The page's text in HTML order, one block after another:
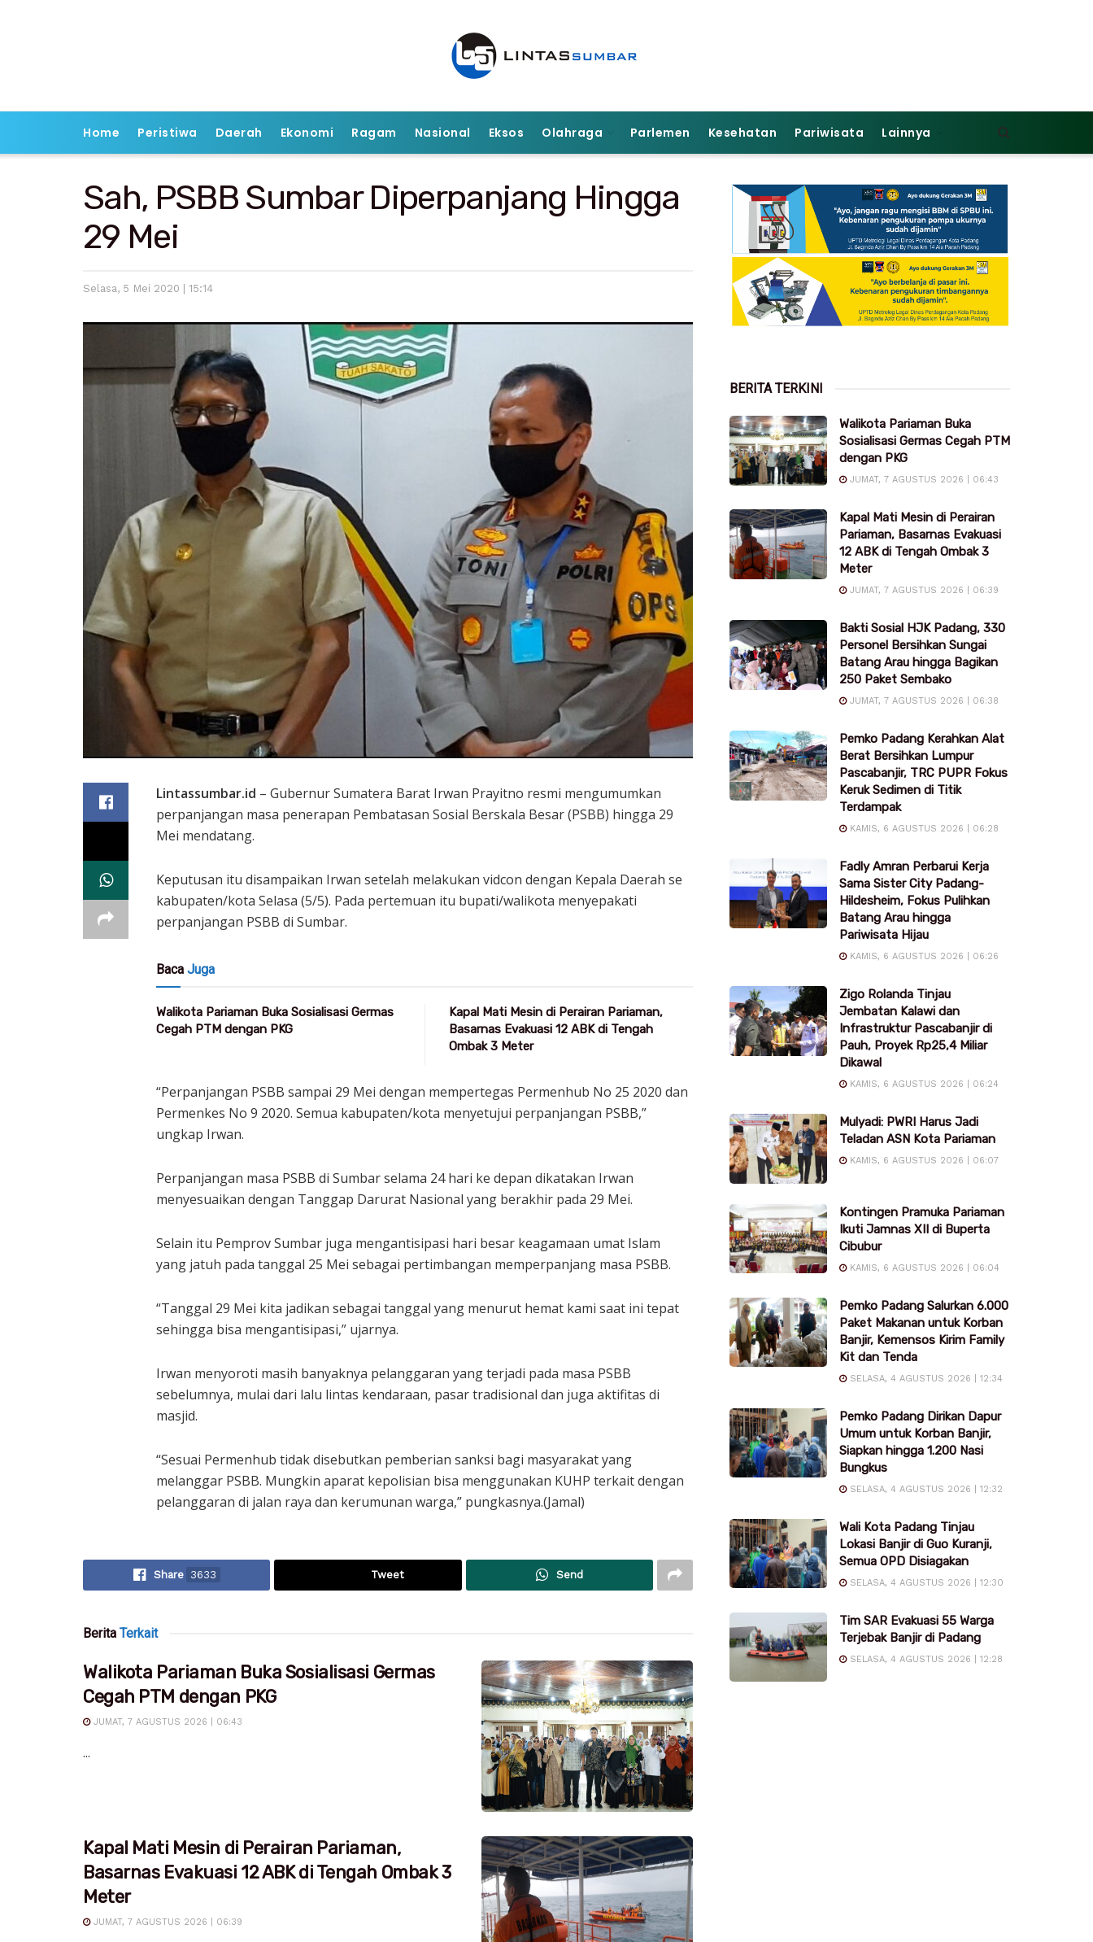
Home Peristiwa Daerah Ekonomi Ragam Nasional Eksos Olahraga Parlemen Kesehatan Pariwisata Lainnya
Sah, PSBB Sumbar Diperpanjang Hingga
29 Mei
Selasa, 5 Mei 2020 | 15:14
Lintassumbar.id – Gubernur Sumatera Barat Irwan Prayitno resmi mengumumkan
perpanjangan masa penerapan Pembatasan Sosial Berskala Besar (PSBB) hingga 29
Mei mendatang.
Keputusan itu disampaikan Irwan setelah melakukan vidcon dengan Kepala Daerah se
kabupaten/kota Selasa (5/5). Pada pertemuan itu bupati/walikota menyepakati
perpanjangan PSBB di Sumbar.
Baca Juga
Walikota Pariaman Buka Sosialisasi Germas
Cegah PTM dengan PKG
Kapal Mati Mesin di Perairan Pariaman,
Basarnas Evakuasi 12 ABK di Tengah
Ombak 3 Meter
“Perpanjangan PSBB sampai 29 Mei dengan mempertegas Permenhub No 25 2020 dan
Permenkes No 9 2020. Semua kabupaten/kota menyetujui perpanjangan PSBB,”
ungkap Irwan.
Perpanjangan masa PSBB di Sumbar selama 24 hari ke depan dikatakan Irwan
menyesuaikan dengan Tanggap Darurat Nasional yang berakhir pada 29 Mei.
Selain itu Pemprov Sumbar juga mengantisipasi hari besar keagamaan umat Islam
yang jatuh pada tanggal 25 Mei sebagai pertimbangan memperpanjang masa PSBB.
“Tanggal 29 Mei kita jadikan sebagai tanggal yang menurut hemat kami saat ini tepat
sehingga bisa mengantisipasi,” ujarnya.
Irwan menyoroti masih banyaknya pelanggaran yang terjadi pada masa PSBB
sebelumnya, mulai dari lalu lintas kendaraan, pasar tradisional dan juga aktifitas di
masjid.
“Sesuai Permenhub tidak disebutkan pemberian sanksi bagi masyarakat yang
melanggar PSBB. Mungkin aparat kepolisian bisa menggunakan KUHP terkait dengan
pelanggaran di jalan raya dan kerumunan warga,” pungkasnya.(Jamal)
Share 3633 Tweet Send
Berita Terkait
Walikota Pariaman Buka Sosialisasi Germas
Cegah PTM dengan PKG
JUMAT, 7 AGUSTUS 2026 | 06:43
...
Kapal Mati Mesin di Perairan Pariaman,
Basarnas Evakuasi 12 ABK di Tengah Ombak 3
Meter
JUMAT, 7 AGUSTUS 2026 | 06:39
BERITA TERKINI
Walikota Pariaman Buka
Sosialisasi Germas Cegah PTM
dengan PKG
JUMAT, 7 AGUSTUS 2026 | 06:43
Kapal Mati Mesin di Perairan
Pariaman, Basarnas Evakuasi
12 ABK di Tengah Ombak 3
Meter
JUMAT, 7 AGUSTUS 2026 | 06:39
Bakti Sosial HJK Padang, 330
Personel Bersihkan Sungai
Batang Arau hingga Bagikan
250 Paket Sembako
JUMAT, 7 AGUSTUS 2026 | 06:38
Pemko Padang Kerahkan Alat
Berat Bersihkan Lumpur
Pascabanjir, TRC PUPR Fokus
Keruk Sedimen di Titik
Terdampak
KAMIS, 6 AGUSTUS 2026 | 06:28
Fadly Amran Perbarui Kerja
Sama Sister City Padang-
Hildesheim, Fokus Pulihkan
Batang Arau hingga
Pariwisata Hijau
KAMIS, 6 AGUSTUS 2026 | 06:26
Zigo Rolanda Tinjau
Jembatan Kalawi dan
Infrastruktur Pascabanjir di
Pauh, Proyek Rp25,4 Miliar
Dikawal
KAMIS, 6 AGUSTUS 2026 | 06:24
Mulyadi: PWRI Harus Jadi
Teladan ASN Kota Pariaman
KAMIS, 6 AGUSTUS 2026 | 06:07
Kontingen Pramuka Pariaman
Ikuti Jamnas XII di Buperta
Cibubur
KAMIS, 6 AGUSTUS 2026 | 06:04
Pemko Padang Salurkan 6.000
Paket Makanan untuk Korban
Banjir, Kemensos Kirim Family
Kit dan Tenda
SELASA, 4 AGUSTUS 2026 | 12:34
Pemko Padang Dirikan Dapur
Umum untuk Korban Banjir,
Siapkan hingga 1.200 Nasi
Bungkus
SELASA, 4 AGUSTUS 2026 | 12:32
Wali Kota Padang Tinjau
Lokasi Banjir di Guo Kuranji,
Semua OPD Disiagakan
SELASA, 4 AGUSTUS 2026 | 12:30
Tim SAR Evakuasi 55 Warga
Terjebak Banjir di Padang
SELASA, 4 AGUSTUS 2026 | 12:28